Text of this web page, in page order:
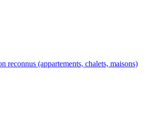
(appartements, chalets, maisons)